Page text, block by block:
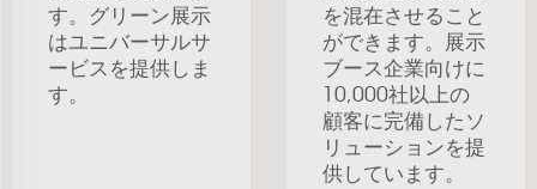
す。グリーン展示
はユニバーサルサ
ービスを提供しま
す。
を混在させること
ができます。展示
ブース企業向けに
10,000社以上の
顧客に完備したソ
リューションを提
供しています。